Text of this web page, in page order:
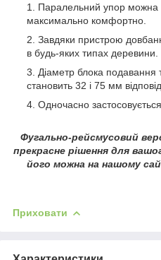
Паралельний упор можна
максимально комфортно.
Завдяки пристрою
в будь-яких типах деревини.
Діаметр блока подавання
становить 32 і 75 мм
Одночасно застосовується
Фугально-рейсмусовий
прекрасне рішення для
його можна на нашому
Приховати